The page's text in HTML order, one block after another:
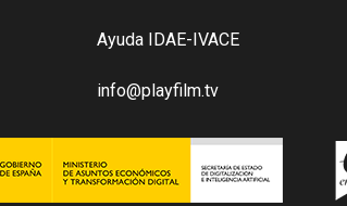
Ayuda IDAE-IVACE
info@playfilm.tv